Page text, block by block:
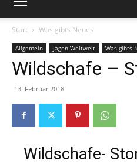
Start
Was gibts Neues
Allgemein Jagen Weltweit Was gibts
Wildschafe –
13. Februar 2018
Wildschafe-